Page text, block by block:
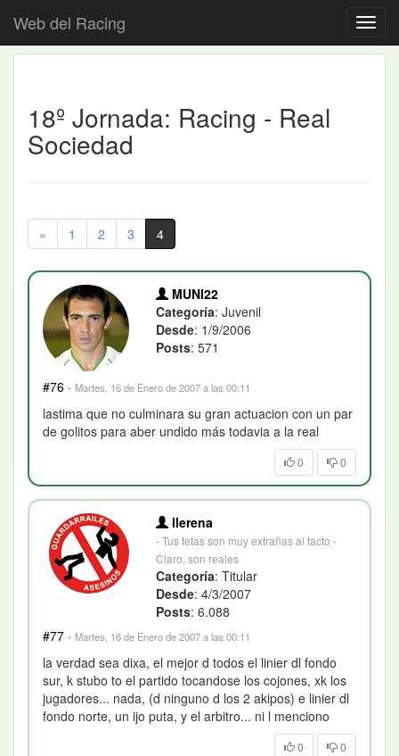
Web del Racing
18º Jornada: Racing - Real
Sociedad
« 1 2 3 4
MUNI22
Categoría: Juvenil
Desde: 1/9/2006
Posts: 571
#76 · Martes, 16 de Enero de 2007 a las 00:11
lastima que no culminara su gran actuacion con un par
de golitos para aber undido más todavia a la real
0 0
llerena
- Tus tetas son muy extrañas al tacto -
Claro, son reales
Categoría: Titular
Desde: 4/3/2007
Posts: 6.088
#77 · Martes, 16 de Enero de 2007 a las 00:11
la verdad sea dixa, el mejor d todos el linier dl fondo
sur, k stubo to el partido tocandose los cojones, xk los
jugadores... nada, (d ninguno d los 2 akipos) e linier dl
fondo norte, un ijo puta, y el arbitro... ni l menciono
0 0